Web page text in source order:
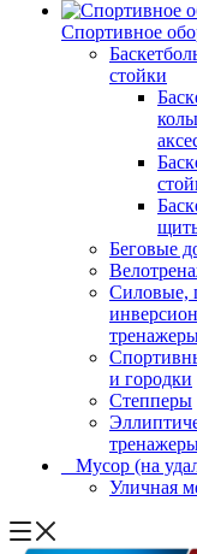
Спортивное
стойки
Беговые
Силовые,
и городки
Степперы
_ Мусор (на
Уличная